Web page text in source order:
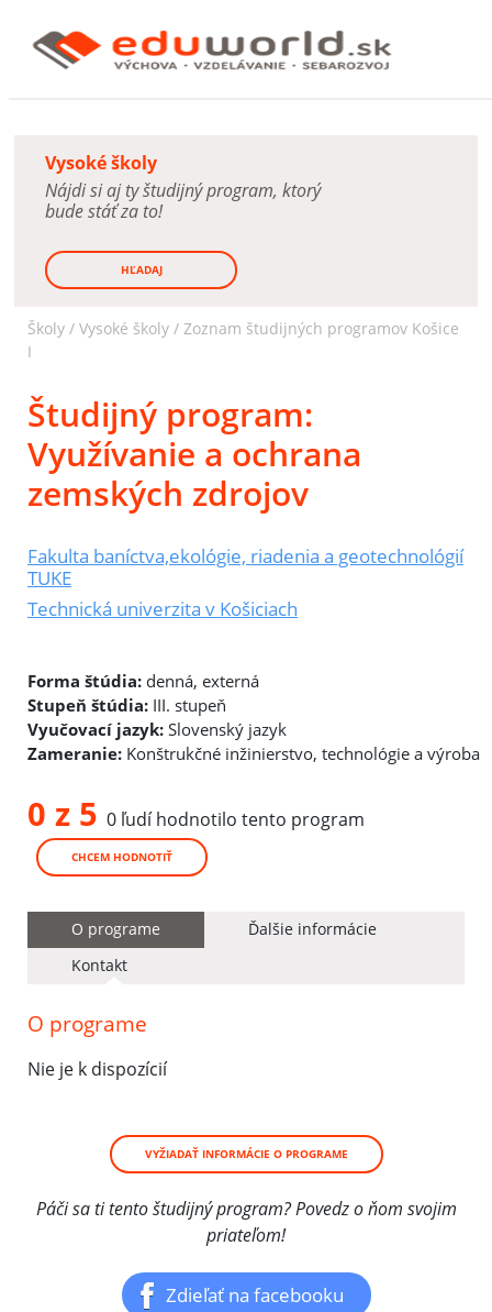
Vysoké školy
Nájdi si aj ty študijný program, ktorý
bude stáť za to!
HĽADAJ
Školy / Vysoké školy / Zoznam študijných programov Košice
I
Študijný program:
Využívanie a ochrana
zemských zdrojov
Fakulta baníctva,ekológie, riadenia a geotechnológií
TUKE
Technická univerzita v Košiciach
Forma štúdia: denná, externá
Stupeň štúdia: III. stupeň
Vyučovací jazyk: Slovenský jazyk
Zameranie: Konštrukčné inžinierstvo, technológie a výroba
0 z 5 0 ľudí hodnotilo tento program
CHCEM HODNOTIŤ
O programe
Ďalšie informácie
Kontakt
O programe
Nie je k dispozícií
VYŽIADAŤ INFORMÁCIE O PROGRAME
Páči sa ti tento študijný program? Povedz o ňom svojim
priateľom!
Zdieľať na facebooku